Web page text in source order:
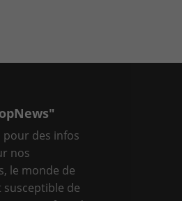
des infos
nos
le monde de
susceptible de